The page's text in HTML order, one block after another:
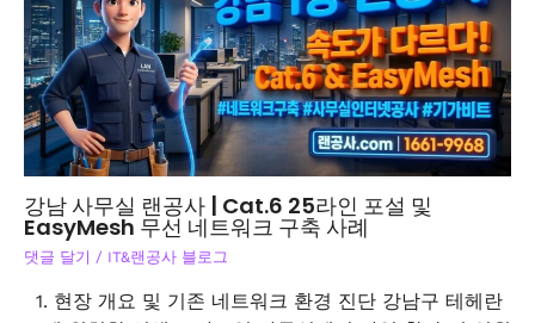
강남 사무실 랜공사 | Cat.6 25라인 포설 및
EasyMesh 무선 네트워크 구축 사례
댓글 달기 / IT&랜공사 블로그
1. 현장 개요 및 기존 네트워크 환경 진단 강남구 테헤란